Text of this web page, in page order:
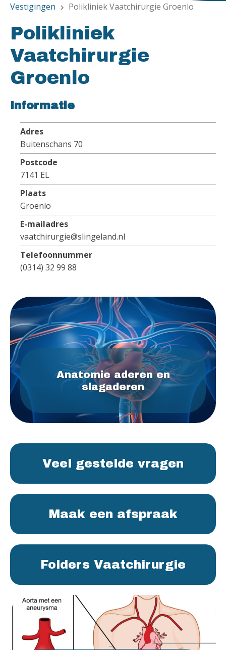
Vestigingen chevron_right Polikliniek Vaatchirurgie Groenlo
Polikliniek
Vaatchirurgie
Groenlo
Informatie
Adres
Buitenschans 70
Postcode
7141 EL
Plaats
Groenlo
E-mailadres
vaatchirurgie@slingeland.nl
Telefoonnummer
(0314) 32 99 88
Anatomie aderen en
slagaderen
Veel gestelde vragen
Maak een afspraak
Folders Vaatchirurgie